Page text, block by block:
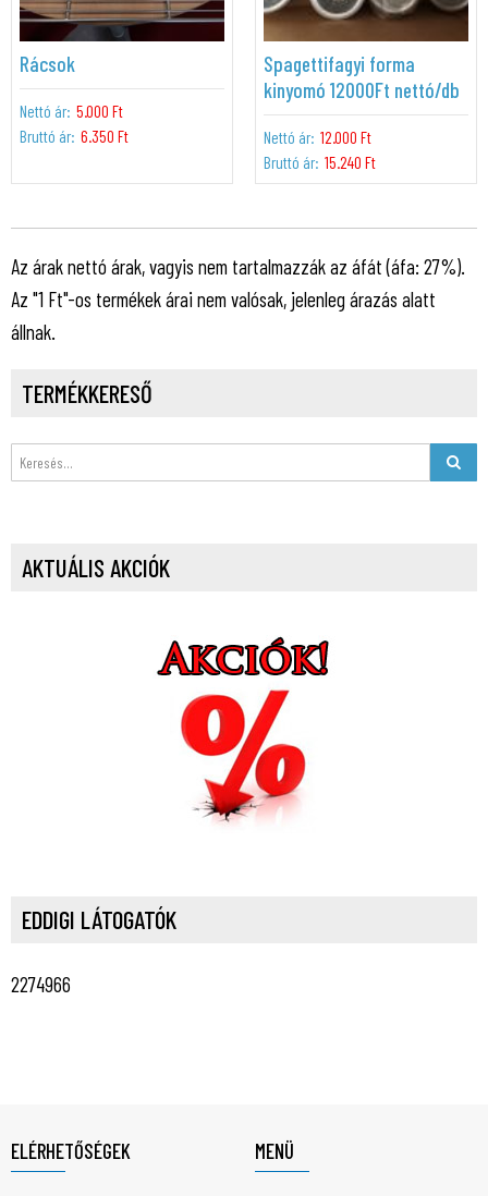
Rácsok
Nettó ár: 5.000 Ft
Bruttó ár: 6.350 Ft
Spagettifagyi forma
kinyomó 12000Ft nettó/db
Nettó ár: 12.000 Ft
Bruttó ár: 15.240 Ft
Az árak nettó árak, vagyis nem tartalmazzák az áfát (áfa: 27%).
Az "1 Ft"-os termékek árai nem valósak, jelenleg árazás alatt
állnak.
TERMÉKKERESŐ
AKTUÁLIS AKCIÓK
EDDIGI LÁTOGATÓK
2274966
ELÉRHETŐSÉGEK MENÜ